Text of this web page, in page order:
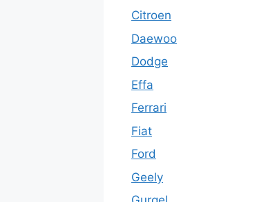
Citroen
Daewoo
Dodge
Effa
Ferrari
Fiat
Ford
Geely